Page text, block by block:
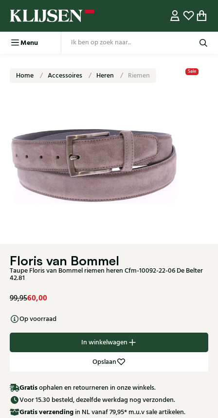
Menu
Home Accessoires Heren Riemen Sale
Floris van Bommel
Taupe Floris van Bommel riemen heren Cfm-10092-22-06 De Belter
42.81
99,9560,00
Op voorraad
In winkelwagen
Opslaan
Gratisophalen en retourneren in onze winkels.
Voor 15.30 besteld, dezelfde werkdag nog verzonden.
Gratisverzending in NL vanaf 79,95* m.u.v sale artikelen.